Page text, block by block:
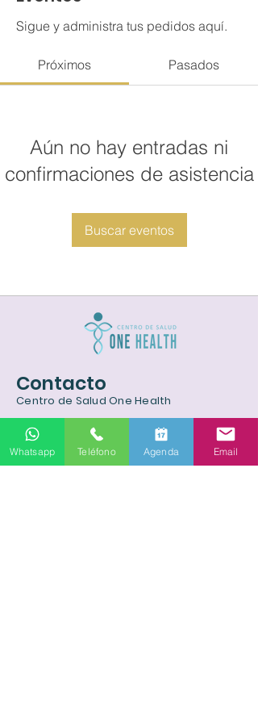
Sigue y administra tus pedidos aquí.
Próximos Pasados
Aún no hay entradas ni
confirmaciones de asistencia
Buscar eventos
Contacto
Centro de Salud One Health
Estoril 120, oficina 203, Las Condes, RM
Tel:+569 62851317
Email:agenda@onehealthmed.cl
Whatsapp Teléfono Agenda Email